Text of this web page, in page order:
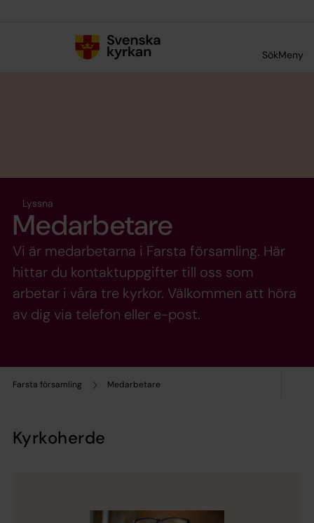
SökMeny
Farsta församling Medarbetare
Lyssna
Medarbetare
Vi är medarbetarna i Farsta församling. Här
hittar du kontaktuppgifter till oss som
arbetar i våra tre kyrkor. Välkommen att höra
av dig via telefon eller e-post.
Kyrkoherde